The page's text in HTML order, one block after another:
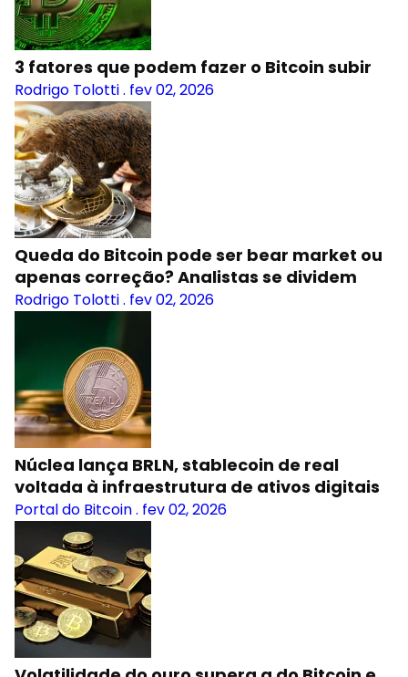
3 fatores que podem fazer o Bitcoin subir
Rodrigo Tolotti. fev 02, 2026
Queda do Bitcoin pode ser bear market ou
apenas correção? Analistas se dividem
Rodrigo Tolotti. fev 02, 2026
Núclea lança BRLN, stablecoin de real
voltada à infraestrutura de ativos digitais
Portal do Bitcoin. fev 02, 2026